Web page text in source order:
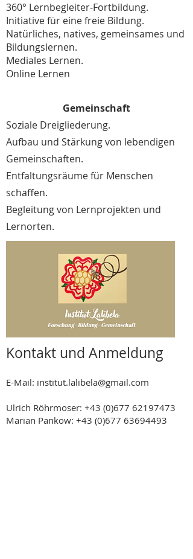
360° Lernbegleiter-Fortbildung.
Initiative für eine freie Bildung.
Natürliches, natives, gemeinsames und
Bildungslernen.
Mediales Lernen.
Online Lernen
Gemeinschaft
Soziale Dreigliederung.
Aufbau und Stärkung von lebendigen
Gemeinschaften.
Entfaltungsräume für Menschen
schaffen.
Begleitung von Lernprojekten und
Lernorten.
Kontakt und Anmeldung
E-Mail: institut.lalibela@gmail.com
Ulrich Röhrmoser: +43 (0)677 62197473
Marian Pankow: +43 (0)677 63694493